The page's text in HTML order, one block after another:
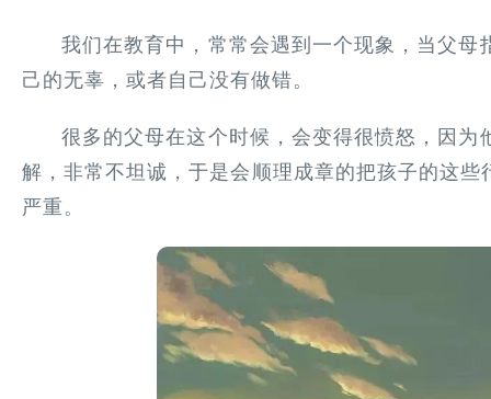
我们在教育中，常常会遇到一个现象，当父
己的无辜，或者自己没有做错。
很多的父母在这个时候，会变得很愤怒，因
解，非常不坦诚，于是会顺理成章的把孩子的这
严重。